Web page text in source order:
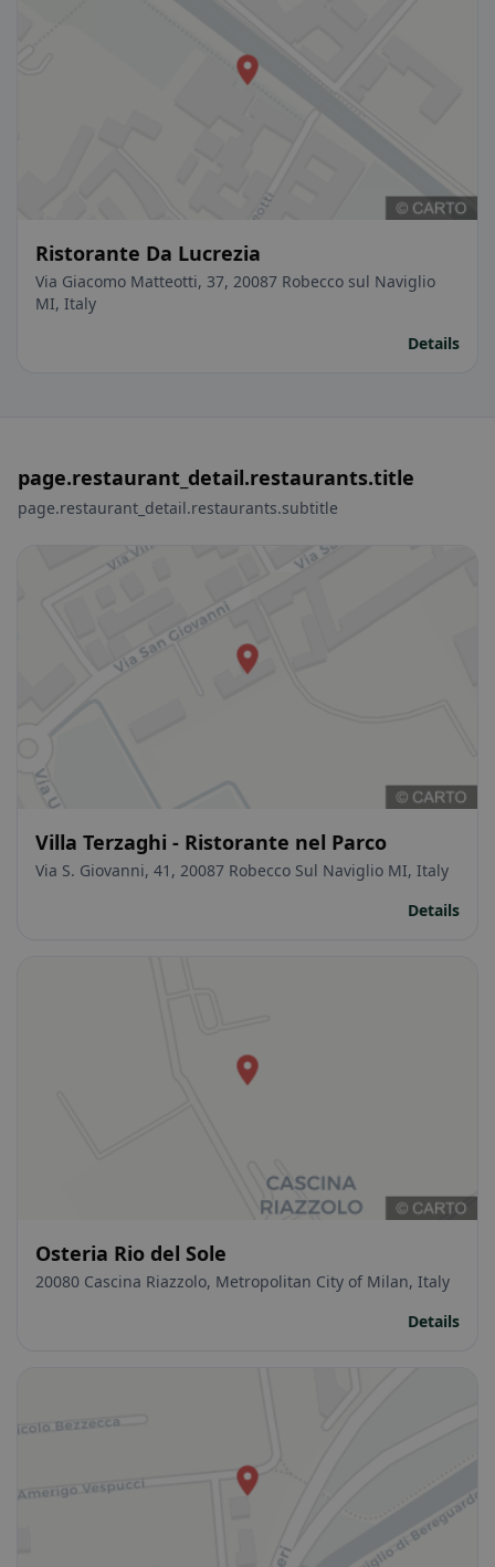
Ristorante Da Lucrezia
Via Giacomo Matteotti, 37, 20087 Robecco sul Naviglio
MI, Italy
Details
page.restaurant_detail.restaurants.title
page.restaurant_detail.restaurants.subtitle
Villa Terzaghi - Ristorante nel Parco
Via S. Giovanni, 41, 20087 Robecco Sul Naviglio MI, Italy
Details
Osteria Rio del Sole
20080 Cascina Riazzolo, Metropolitan City of Milan, Italy
Details